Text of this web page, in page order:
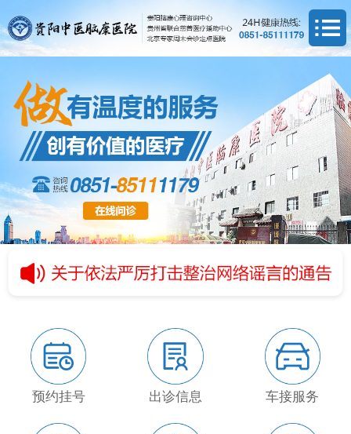
预约挂号 出诊信息 车接服务